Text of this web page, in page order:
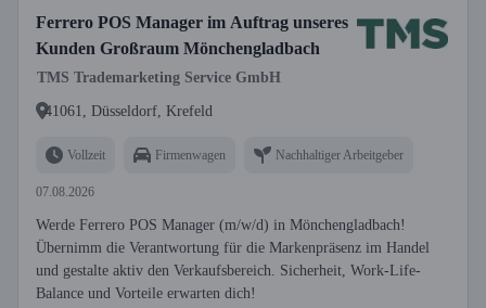
Ferrero POS Manager im Auftrag unseres
Kunden Großraum Mönchengladbach
TMS Trademarketing Service GmbH
41061, Düsseldorf, Krefeld
Vollzeit Firmenwagen Nachhaltiger Arbeitgeber
07.08.2026
Werde Ferrero POS Manager (m/w/d) in Mönchengladbach!
Übernimm die Verantwortung für die Markenpräsenz im Handel
und gestalte aktiv den Verkaufsbereich. Sicherheit, Work-Life-
Balance und Vorteile erwarten dich!